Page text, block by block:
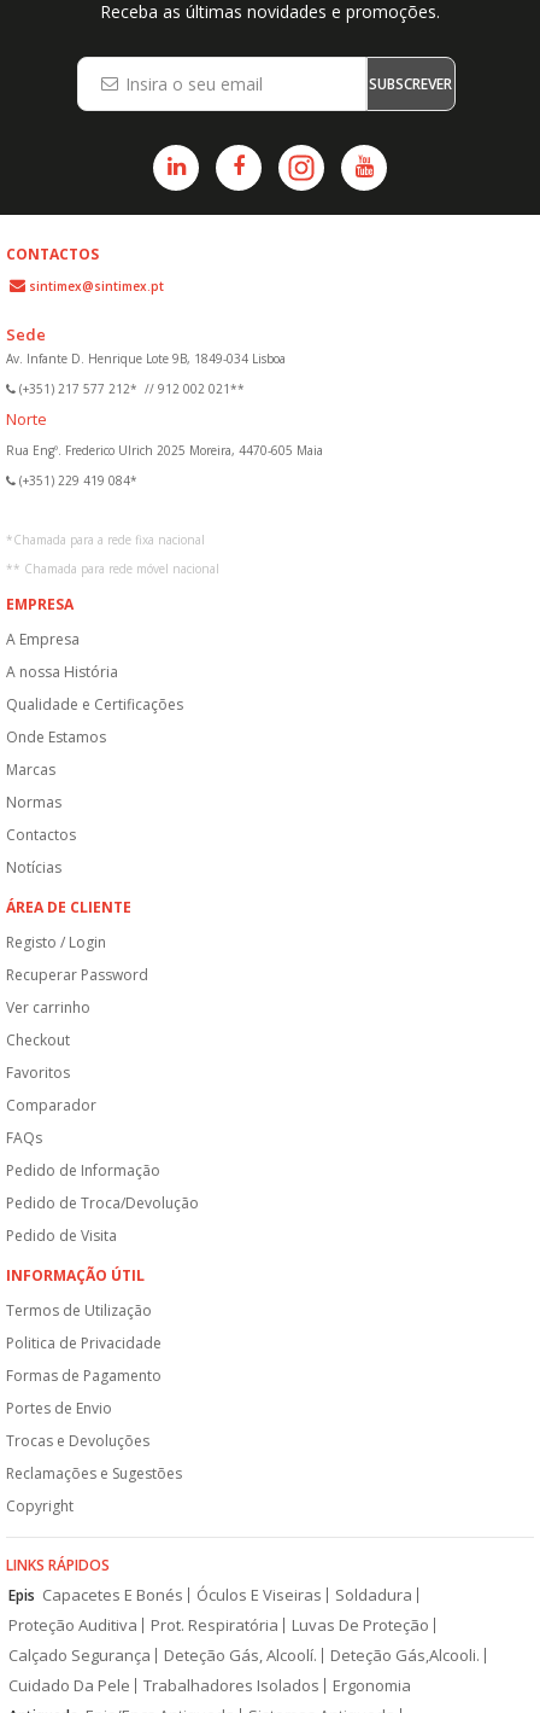
Receba as últimas novidades e promoções.
SUBSCREVER
CONTACTOS
sintimex@sintimex.pt
Sede
Av. Infante D. Henrique Lote 9B, 1849-034 Lisboa
(+351) 217 577 212* // 912 002 021**
Norte
Rua Engº. Frederico Ulrich 2025 Moreira, 4470-605 Maia
(+351) 229 419 084*
*Chamada para a rede fixa nacional
** Chamada para rede móvel nacional
EMPRESA
A Empresa
A nossa História
Qualidade e Certificações
Onde Estamos
Marcas
Normas
Contactos
Notícias
ÁREA DE CLIENTE
Registo / Login
Recuperar Password
Ver carrinho
Checkout
Favoritos
Comparador
FAQs
Pedido de Informação
Pedido de Troca/Devolução
Pedido de Visita
INFORMAÇÃO ÚTIL
Termos de Utilização
Politica de Privacidade
Formas de Pagamento
Portes de Envio
Trocas e Devoluções
Reclamações e Sugestões
Copyright
LINKS RÁPIDOS
Epis Capacetes E Bonés Óculos E Viseiras
Soldadura
Proteção Auditiva
Prot. Respiratória
Luvas De Proteção
Calçado Segurança
Deteção Gás, Alcoolí.
Deteção Gás,Alcooli.
Cuidado Da Pele
Trabalhadores Isolados Ergonomia